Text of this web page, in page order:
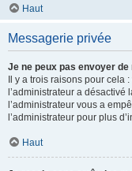
Haut
Messagerie privée
Je ne peux pas envoyer
Il y a trois raisons pour cela
l’administrateur a désactivé
l’administrateur vous a
l’administrateur pour plus
Haut